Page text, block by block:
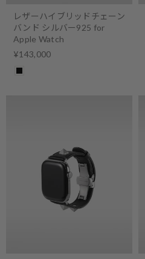
レザーハイブリッドチェーン
バンド シルバー925 for
Apple Watch
¥143,000